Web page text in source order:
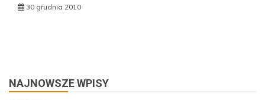
30 grudnia 2010
NAJNOWSZE WPISY